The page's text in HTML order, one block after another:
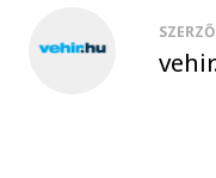
SZERZŐ